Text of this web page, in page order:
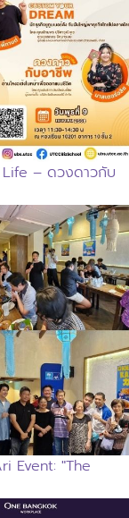
– ดวงดาวกับ
Event: "The